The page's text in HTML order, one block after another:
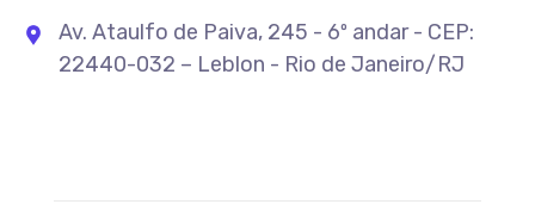
Av. Ataulfo de Paiva, 245 - 6º andar - CEP:
22440-032 – Leblon - Rio de Janeiro/RJ